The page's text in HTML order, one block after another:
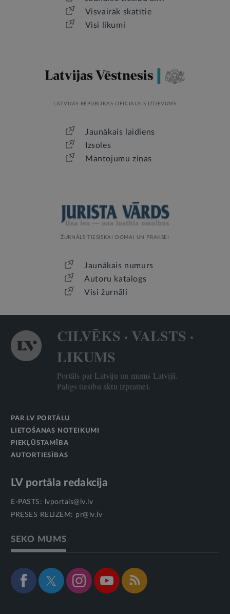
Visvairāk skatītie
Visi likumi
LATVIJAS REPUBLIKAS OFICIĀLAIS IZDEVUMS
Jaunākais laidiens
Izsoles
Mantojumu ziņas
ŽURNĀLS TIESISKAI DOMAI UN PRAKSEI
Jaunākais numurs
Autoru katalogs
Visi žurnāli
CILVĒKS · VALSTS ·
LIKUMS
Portāls par Latviju un mums Latvijā.
Palīgs tiesību aktu izpratnei.
PAR LV PORTĀLU
LIETOŠANAS NOTEIKUMI
PIEKĻŪSTAMĪBA
AUTORTIESĪBAS
LV portāla redakcija
E-PASTS:
lvportals@lv.lv
PRESES RELĪZĒM: pr@lv.lv
SEKO MUMS